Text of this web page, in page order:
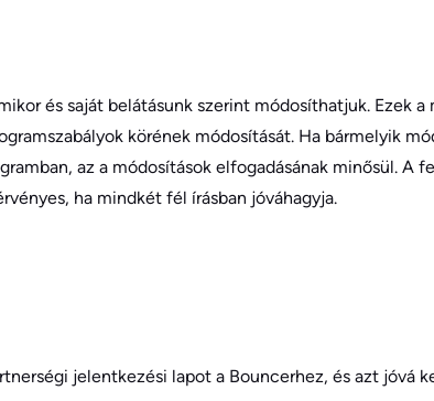
és saját belátásunk szerint módosíthatjuk. Ezek
körének módosítását. Ha bármelyik
az a módosítások elfogadásának minősül.
ha mindkét fél írásban jóváhagyja.
jelentkezési lapot a Bouncerhez, és azt